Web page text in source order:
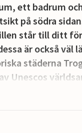
ett badrum
på södra
står till ditt
är också väl
städerna
Unescos